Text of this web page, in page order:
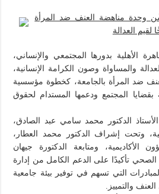
وحدة مناهضة العنف ضد المرأة
العدالة
الأهلية بدورها المجتمعي والإنساني،
والمساواة وصون الكرامة الإنسانية،
ضد المرأة بالجامعة، كخطوة مؤسسية
المجتمع ودعمها المستدام لحقوق
الدكتور محمد سامي عبد الصادق،
وتحت إشراف الدكتور محمد العطار،
الأكاديمية، ومتابعة الدكتورة جيهان
الصحي تأكيدًا على الدعم الكامل من إدارة
التي تسهم في توفير بيئة جامعية
والتمييز.